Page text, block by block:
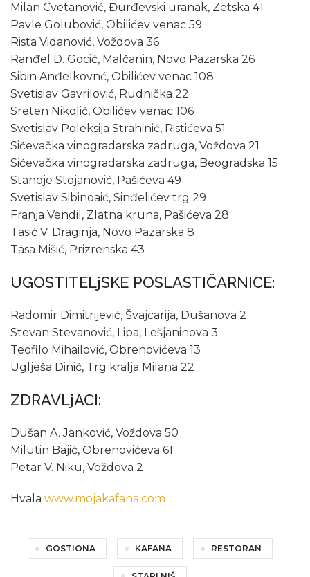
Milan Cvetanović, Đurđevski uranak, Zetska 41
Pavle Golubović, Obilićev venac 59
Rista Vidanović, Voždova 36
Ranđel D. Gocić, Malčanin, Novo Pazarska 26
Sibin Anđelkovnć, Obilićev venac 108
Svetislav Gavrilović, Rudnička 22
Sreten Nikolić, Obilićev venac 106
Svetislav Poleksija Strahinić, Ristićeva 51
Sićevačka vinogradarska zadruga, Voždova 21
Sićevačka vinogradarska zadruga, Beogradska 15
Stanoje Stojanović, Pašićeva 49
Svetislav Sibinoaić, Sinđelićev trg 29
Franja Vendil, Zlatna kruna, Pašićeva 28
Tasić V. Draginja, Novo Pazarska 8
Tasa Mišić, Prizrenska 43
UGOSTITELjSKE POSLASTIČARNICE:
Radomir Dimitrijević, Švajcarija, Dušanova 2
Stevan Stevanović, Lipa, Lešjaninova 3
Teofilo Mihailović, Obrenovićeva 13
Uglješa Dinić, Trg kralja Milana 22
ZDRAVLjACI:
Dušan A. Janković, Voždova 50
Milutin Bajić, Obrenovićeva 61
Petar V. Niku, Voždova 2
Hvala www.mojakafana.com
GOSTIONA KAFANA RESTORAN